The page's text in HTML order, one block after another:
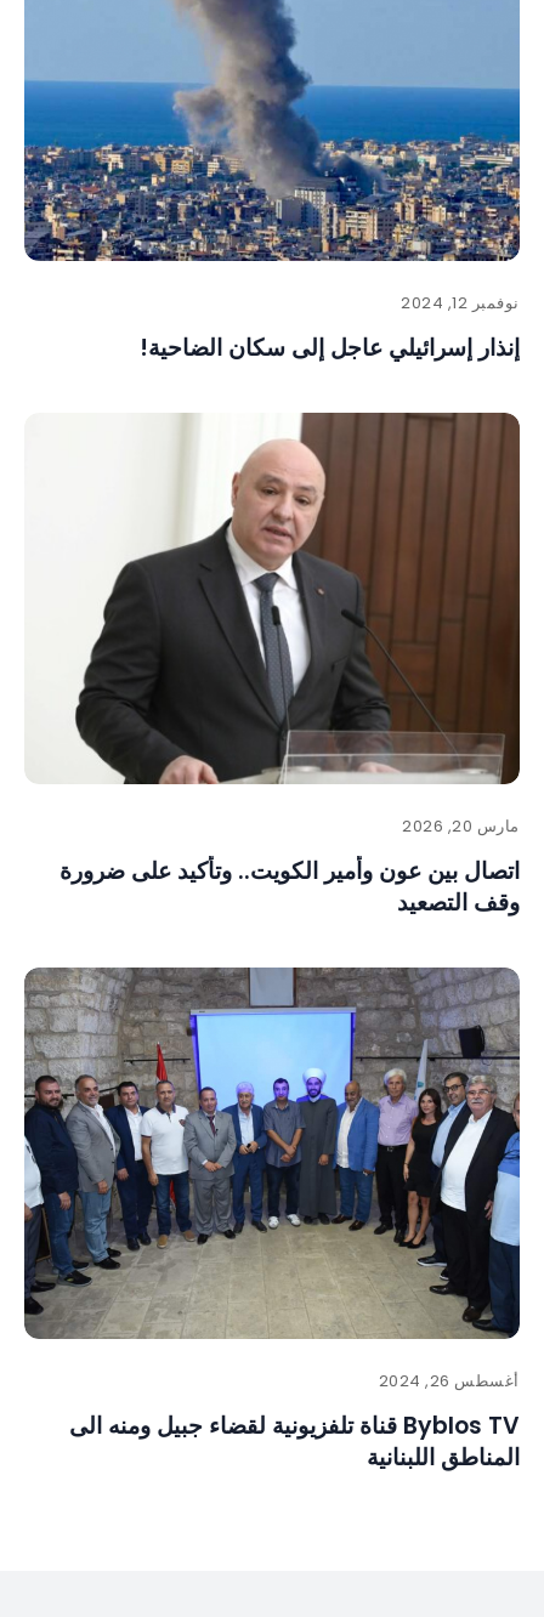
نوفمبر 12, 2024
إنذار إسرائيلي عاجل إلى سكان الضاحية!
مارس 20, 2026
اتصال بين عون وأمير الكويت.. وتأكيد على ضرورة
وقف التصعيد
أغسطس 26, 2024
Byblos TV قناة تلفزيونية لقضاء جبيل ومنه الى
المناطق اللبنانية